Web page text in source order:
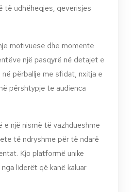
të udhëheqjes, qeverisjes
motivuese dhe momente
një pasqyrë në detajet e
përballje me sfidat, nxitja e
përshtypje te audienca
e një nismë të vazhdueshme
të ndryshme për të ndarë
Kjo platformë unike
liderët që kanë kaluar